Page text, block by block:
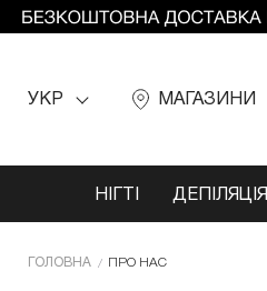
УКР МАГАЗИНИ
НІГТІ ДЕПІЛЯЦІЯ
ГОЛОВНА ПРО НАС